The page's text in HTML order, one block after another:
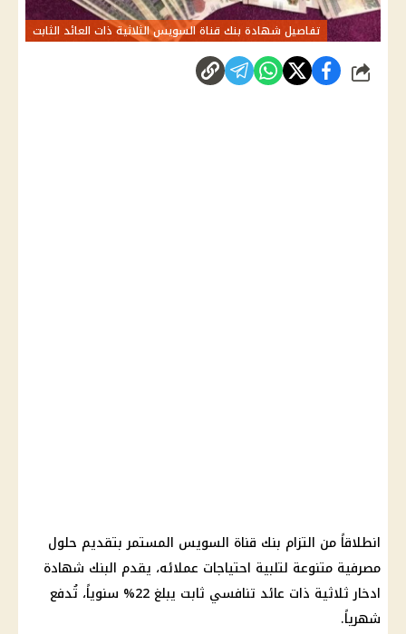
تفاصيل شهادة بنك قناة السويس الثلاثية ذات العائد الثابت
شارك
انطلاقاً من التزام بنك قناة السويس المستمر بتقديم حلول
مصرفية متنوعة لتلبية احتياجات عملائه، يقدم البنك شهادة
ادخار ثلاثية ذات عائد تنافسي ثابت يبلغ 22% سنوياً، تُدفع
شهرياً.